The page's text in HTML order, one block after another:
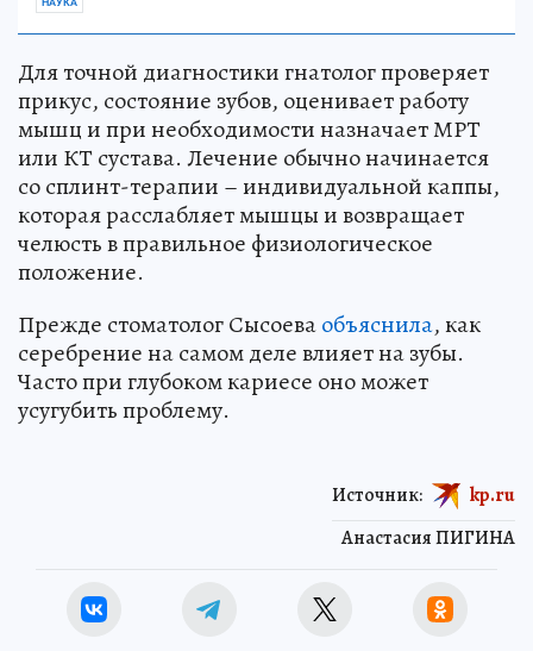
Для точной диагностики гнатолог проверяет
прикус, состояние зубов, оценивает работу
мышц и при необходимости назначает МРТ
или КТ сустава. Лечение обычно начинается
со сплинт-терапии – индивидуальной каппы,
которая расслабляет мышцы и возвращает
челюсть в правильное физиологическое
положение.
Прежде стоматолог Сысоеваобъяснила, как
серебрение на самом деле влияет на зубы.
Часто при глубоком кариесе оно может
усугубить проблему.
Анастасия ПИГИНА
Источник: kp.ru